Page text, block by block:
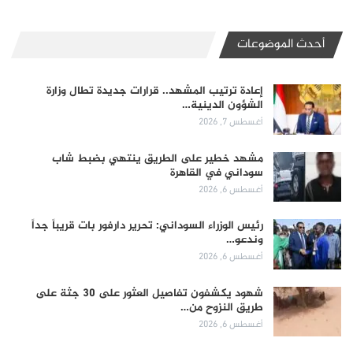
أحدث الموضوعات
إعادة ترتيب المشهد.. قرارات جديدة تطال وزارة
الشؤون الدينية…
أغسطس 7, 2026
مشهد خطير على الطريق ينتهي بضبط شاب
سوداني في القاهرة
أغسطس 6, 2026
رئيس الوزراء السوداني: تحرير دارفور بات قريباً جداً
وندعو…
أغسطس 6, 2026
شهود يكشفون تفاصيل العثور على 30 جثة على
طريق النزوح من…
أغسطس 6, 2026